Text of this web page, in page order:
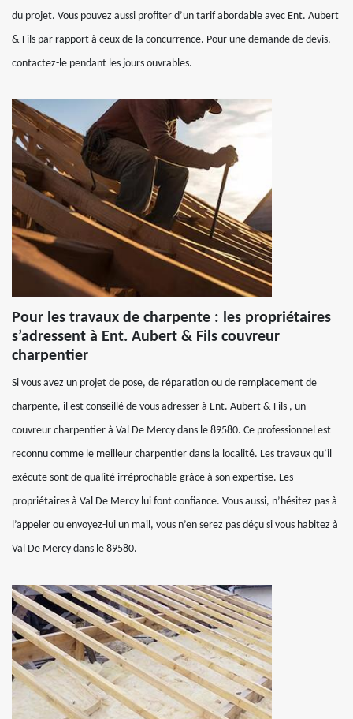
du projet. Vous pouvez aussi profiter d’un tarif abordable avec Ent. Aubert
& Fils par rapport à ceux de la concurrence. Pour une demande de devis,
contactez-le pendant les jours ouvrables.
Pour les travaux de charpente : les propriétaires
s’adressent à Ent. Aubert & Fils couvreur
charpentier
Si vous avez un projet de pose, de réparation ou de remplacement de
charpente, il est conseillé de vous adresser à Ent. Aubert & Fils , un
couvreur charpentier à Val De Mercy dans le 89580. Ce professionnel est
reconnu comme le meilleur charpentier dans la localité. Les travaux qu’il
exécute sont de qualité irréprochable grâce à son expertise. Les
propriétaires à Val De Mercy lui font confiance. Vous aussi, n’hésitez pas à
l’appeler ou envoyez-lui un mail, vous n’en serez pas déçu si vous habitez à
Val De Mercy dans le 89580.